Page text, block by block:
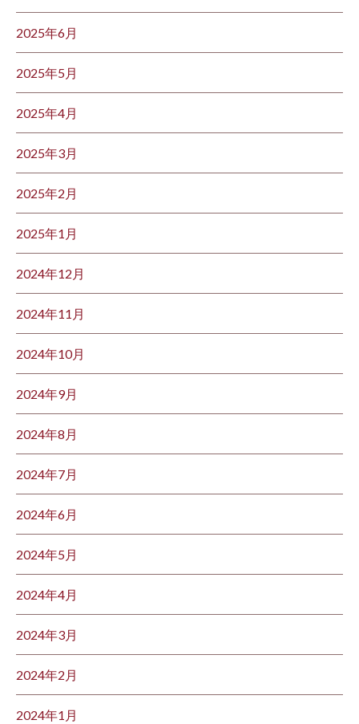
2025年6月
2025年5月
2025年4月
2025年3月
2025年2月
2025年1月
2024年12月
2024年11月
2024年10月
2024年9月
2024年8月
2024年7月
2024年6月
2024年5月
2024年4月
2024年3月
2024年2月
2024年1月